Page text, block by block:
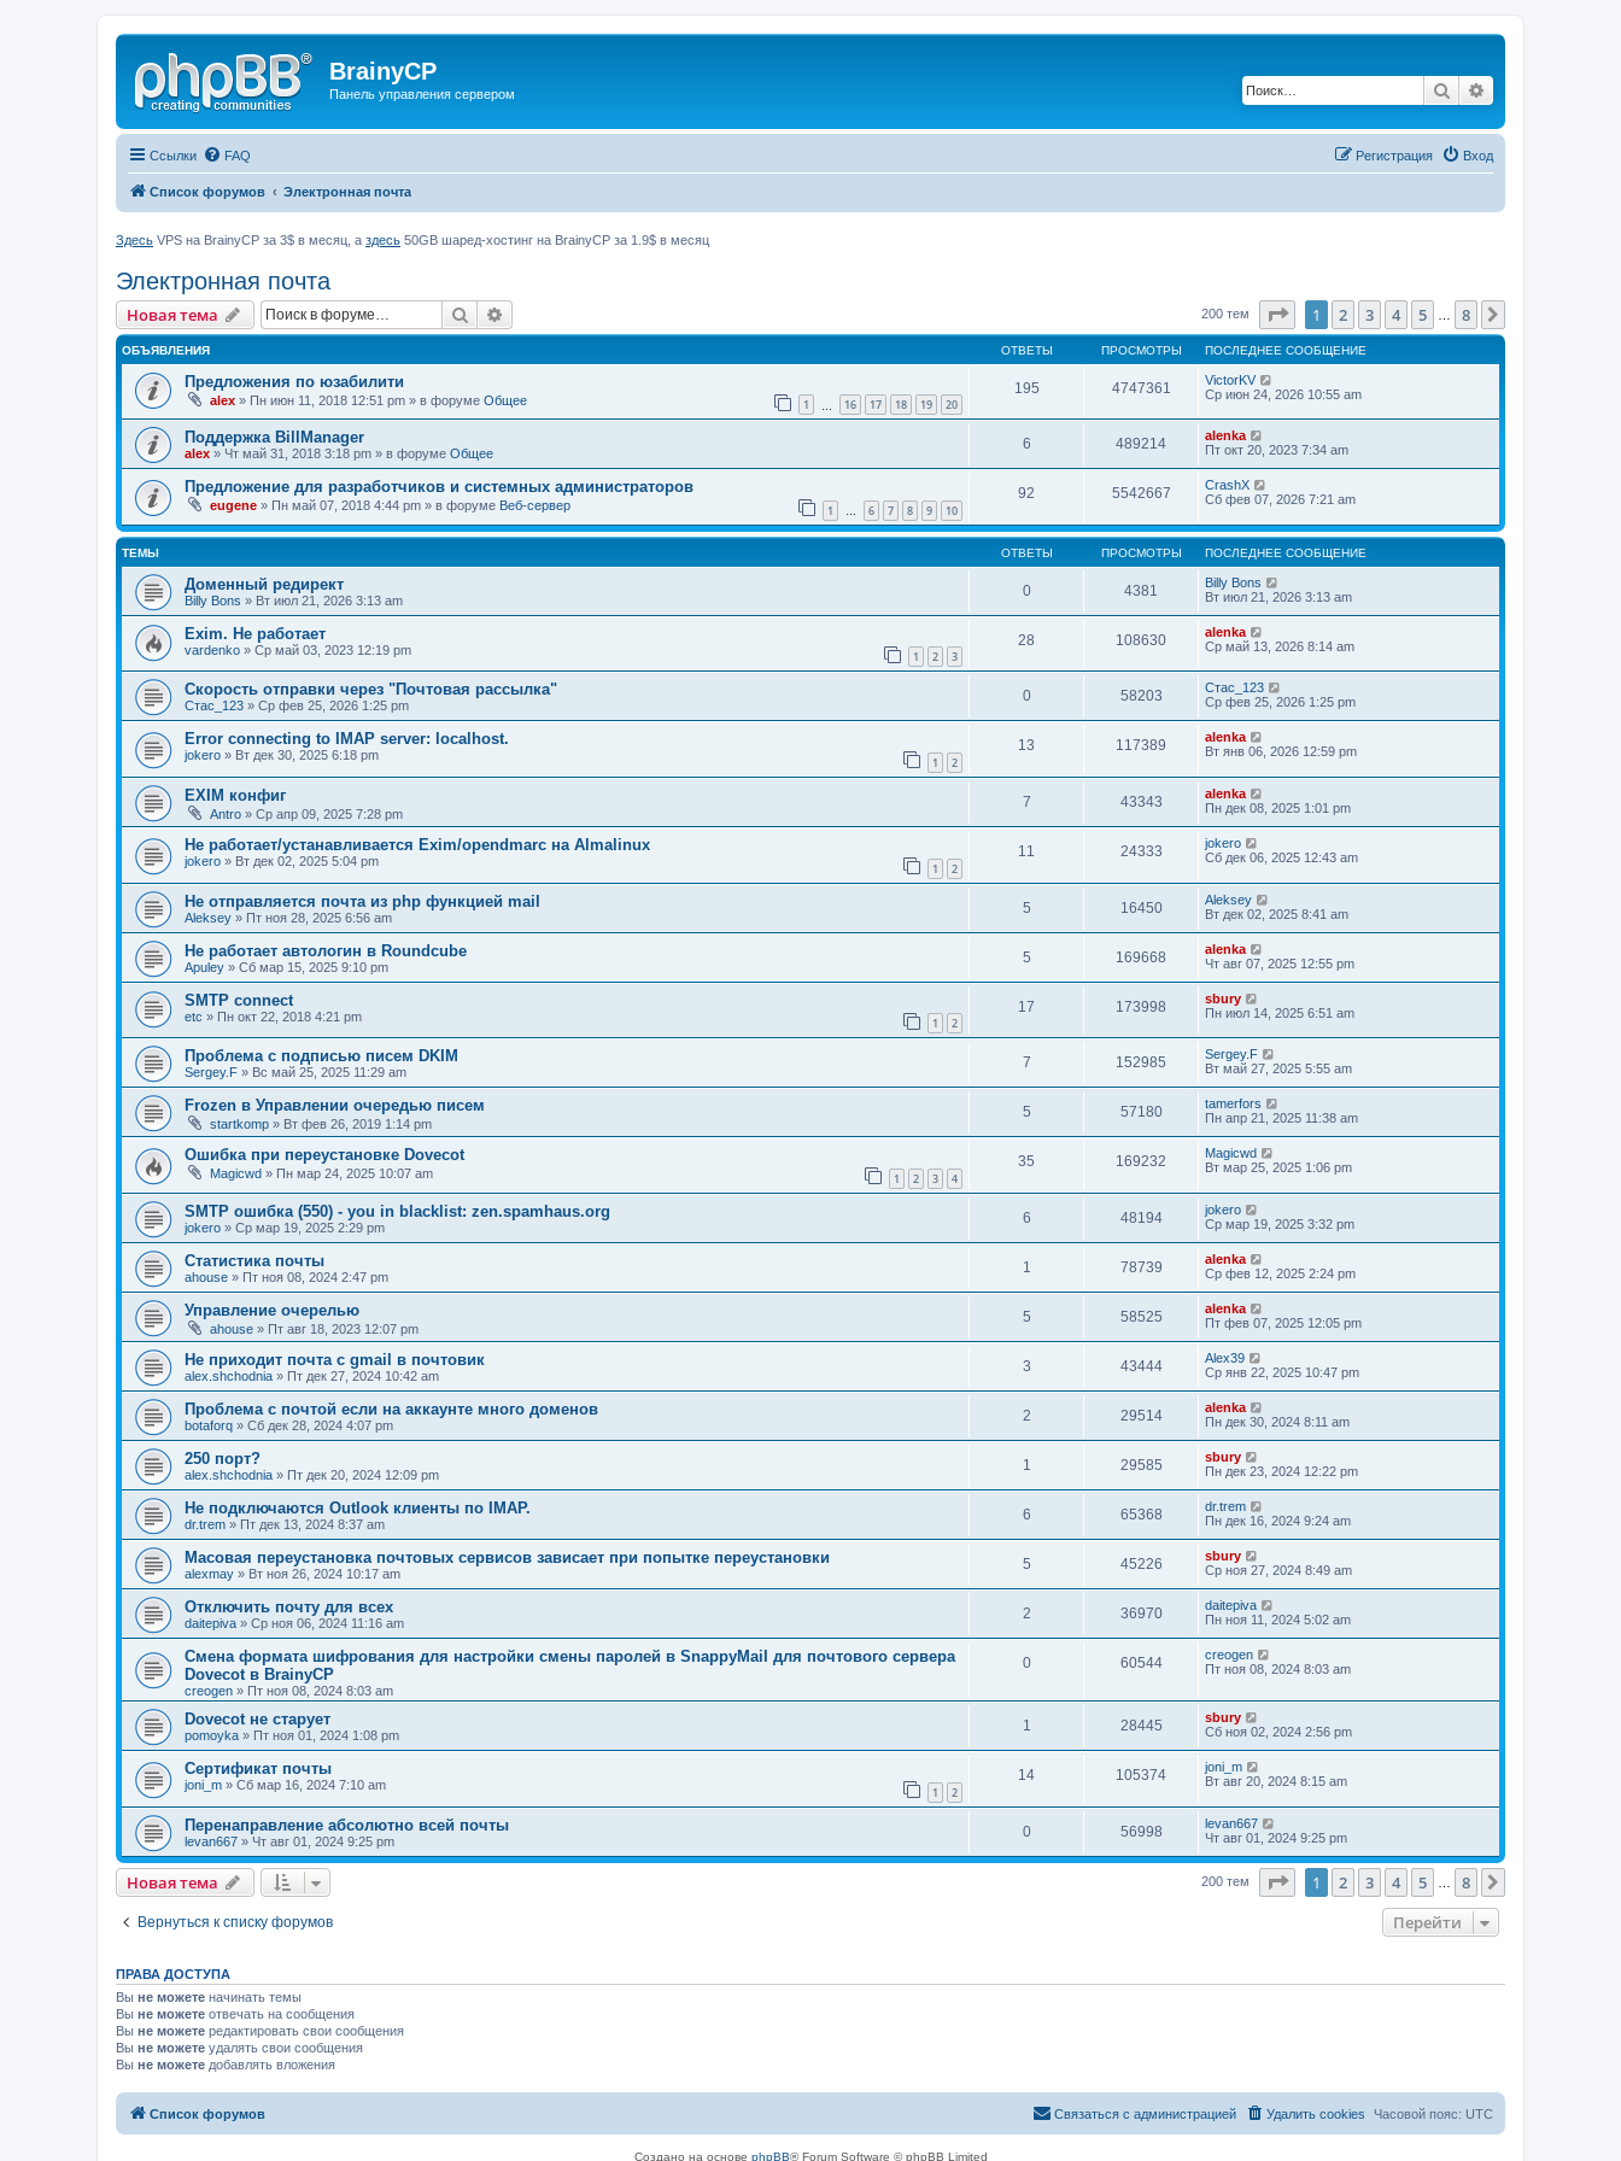
BrainyCP
Панель управления сервером Поиск
Ссылки FAQ Вход
Регистрация
Список форумов Электронная почта
Здесь VPS на BrainyCP за 3$ в месяц, а здесь 50GB шаред-хостинг на BrainyCP за 1.9$ в месяц
Электронная почта
Новая тема Поиск 200 тем Страница1 из
1 2 3 4 5 8
ОБЪЯВЛЕНИЯ ОТВЕТЫ ПРОСМОТРЫ ПОСЛЕДНЕЕ СООБЩЕНИЕ
Предложения по юзабилити
alex » Пн июн 11, 2018 12:51 pm » в форуме Общее 1 16 17 18 19 20
195 4747361
VictorKV
Ср июн 24, 2026 10:55 am
Поддержка BillManager
alex » Чт май 31, 2018 3:18 pm » в форуме Общее
6 489214
alenka
Пт окт 20, 2023 7:34 am
Предложение для разработчиков и системных администраторов
eugene » Пн май 07, 2018 4:44 pm » в форуме Веб-сервер 1 … 6 7 8 9 10
92 5542667
CrashX
Сб фев 07, 2026 7:21 am
ТЕМЫ ОТВЕТЫ ПРОСМОТРЫ ПОСЛЕДНЕЕ СООБЩЕНИЕ
Доменный редирект
Billy Bons » Вт июл 21, 2026 3:13 am
0 4381
Billy Bons
Вт июл 21, 2026 3:13 am
Exim. Не работает
vardenko » Ср май 03, 2023 12:19 pm 1 2 3
28 108630
alenka
Ср май 13, 2026 8:14 am
Скорость отправки через "Почтовая рассылка"
Стас_123 » Ср фев 25, 2026 1:25 pm
0 58203
Стас_123
Ср фев 25, 2026 1:25 pm
Error connecting to IMAP server: localhost.
jokero » Вт дек 30, 2025 6:18 pm 1 2
13 117389
alenka
Вт янв 06, 2026 12:59 pm
EXIM конфиг
Antro » Ср апр 09, 2025 7:28 pm
7 43343
alenka
Пн дек 08, 2025 1:01 pm
Не работает/устанавливается Exim/opendmarc на Almalinux
jokero » Вт дек 02, 2025 5:04 pm 1 2
11 24333
jokero
Сб дек 06, 2025 12:43 am
Не отправляется почта из php функцией mail
Aleksey » Пт ноя 28, 2025 6:56 am
5 16450
Aleksey
Вт дек 02, 2025 8:41 am
Не работает автологин в Roundcube
Apuley » Сб мар 15, 2025 9:10 pm
5 169668
alenka
Чт авг 07, 2025 12:55 pm
SMTP connect
etc » Пн окт 22, 2018 4:21 pm 1 2
17 173998
sbury
Пн июл 14, 2025 6:51 am
Проблема с подписью писем DKIM
Sergey.F » Вс май 25, 2025 11:29 am
7 152985
Sergey.F
Вт май 27, 2025 5:55 am
Frozen в Управлении очередью писем
startkomp » Вт фев 26, 2019 1:14 pm
5 57180
tamerfors
Пн апр 21, 2025 11:38 am
Ошибка при переустановке Dovecot
Magicwd » Пн мар 24, 2025 10:07 am 1 2 3 4
35 169232
Magicwd
Вт мар 25, 2025 1:06 pm
SMTP ошибка (550) - you in blacklist: zen.spamhaus.org
jokero » Ср мар 19, 2025 2:29 pm
6 48194
jokero
Ср мар 19, 2025 3:32 pm
Статистика почты
ahouse » Пт ноя 08, 2024 2:47 pm
1 78739
alenka
Ср фев 12, 2025 2:24 pm
Управление очерелью
ahouse » Пт авг 18, 2023 12:07 pm
5 58525
alenka
Пт фев 07, 2025 12:05 pm
Не приходит почта с gmail в почтовик
alex.shchodnia » Пт дек 27, 2024 10:42 am
3 43444
Alex39
Ср янв 22, 2025 10:47 pm
Проблема с почтой если на аккаунте много доменов
botaforq » Сб дек 28, 2024 4:07 pm
2 29514
alenka
Пн дек 30, 2024 8:11 am
250 порт?
alex.shchodnia » Пт дек 20, 2024 12:09 pm
1 29585
sbury
Пн дек 23, 2024 12:22 pm
Не подключаются Outlook клиенты по IMAP.
dr.trem » Пт дек 13, 2024 8:37 am
6 65368
dr.trem
Пн дек 16, 2024 9:24 am
Масовая переустановка почтовых сервисов зависает при попытке переустановки
alexmay » Вт ноя 26, 2024 10:17 am
5 45226
sbury
Ср ноя 27, 2024 8:49 am
Отключить почту для всех
daitepiva » Ср ноя 06, 2024 11:16 am
2 36970
daitepiva
Пн ноя 11, 2024 5:02 am
Смена формата шифрования для настройки смены паролей в SnappyMail для почтового сервера
Dovecot в BrainyCP
creogen » Пт ноя 08, 2024 8:03 am
0 60544
creogen
Пт ноя 08, 2024 8:03 am
Dovecot не старует
pomoyka » Пт ноя 01, 2024 1:08 pm
1 28445
sbury
Сб ноя 02, 2024 2:56 pm
Сертификат почты
joni_m » Сб мар 16, 2024 7:10 am 1 2
14 105374
joni_m
Вт авг 20, 2024 8:15 am
Перенаправление абсолютно всей почты
levan667 » Чт авг 01, 2024 9:25 pm
0 56998
levan667
Чт авг 01, 2024 9:25 pm
Новая тема 200 тем Страница1 из
1 2 3 4 5 8
Вернуться к списку форумов Перейти
ПРАВА ДОСТУПА
Вы не можете начинать темы
Вы не можете отвечать на сообщения
Вы не можете редактировать свои сообщения
Вы не можете удалять свои сообщения
Вы не можете добавлять вложения
Список форумов Часовой пояс: UTC
Удалить cookies
Связаться с администрацией
Создано на основе phpBB® Forum Software © phpBB Limited